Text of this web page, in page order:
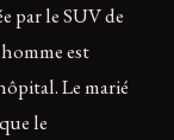
par le SUV de
est
Le marié
le